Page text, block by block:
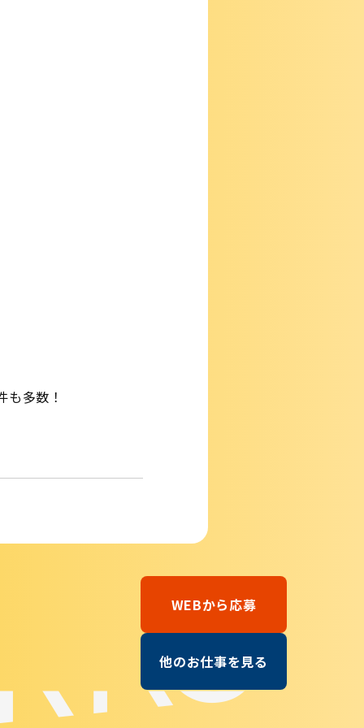
多数！
WEBから応募
他のお仕事を見る